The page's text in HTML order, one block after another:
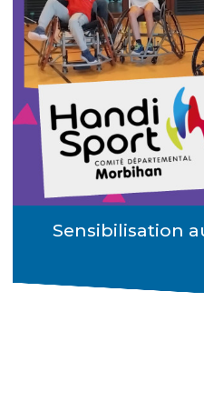
Sensibilisation